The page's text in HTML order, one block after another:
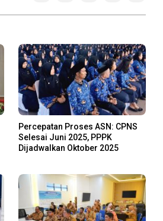
Percepatan Proses ASN: CPNS
Selesai Juni 2025, PPPK
Dijadwalkan Oktober 2025